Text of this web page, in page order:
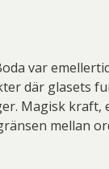
var
där glasets
Magisk
mellan